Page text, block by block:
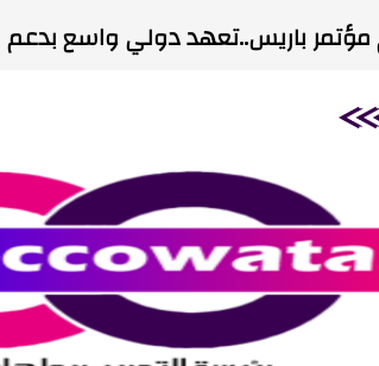
باريس..تعهد دولي واسع بدعم